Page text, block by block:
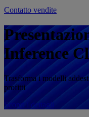
Contatto vendite
Inference
Trasforma i modelli
profitti
Scopri i dettagli